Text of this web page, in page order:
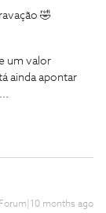
🤣
um valor
ainda apontar
months ago